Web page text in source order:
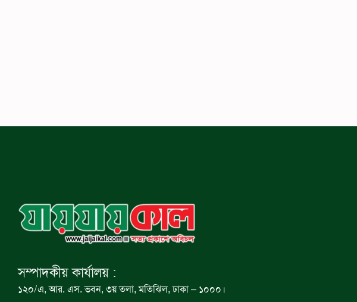
সম্পাদকীয় কার্যালয় :
১২০/এ, আর. এস. ভবন, ৩য় তলা, মতিঝিল, ঢাকা – ১০০০।